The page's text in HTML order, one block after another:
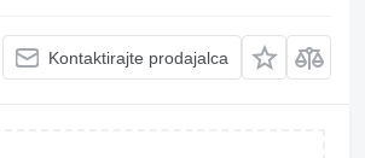
Kontaktirajte prodajalca